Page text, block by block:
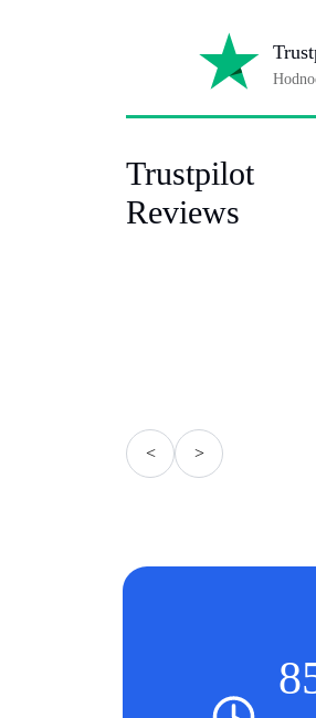
Trustpilot
Reviews
< >